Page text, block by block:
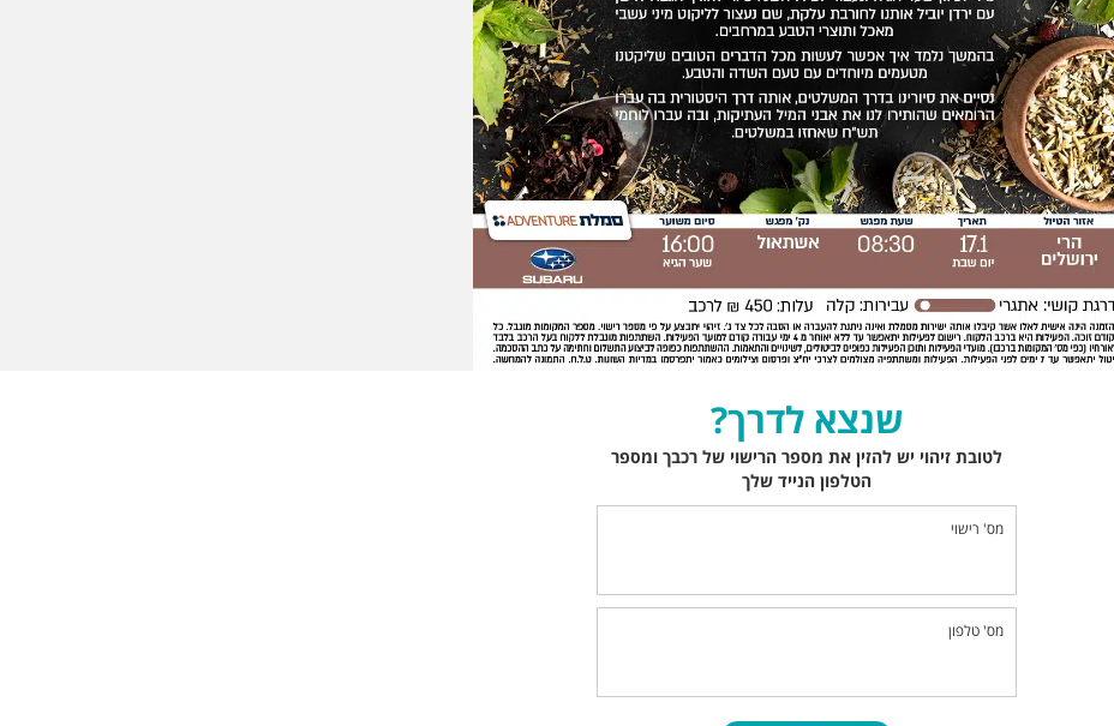
שנצא לדרך?
לטובת זיהוי יש להזין את מספר הרישוי של רכבך ומספר
הטלפון הנייד שלך
מס' רישוי
מס' טלפון